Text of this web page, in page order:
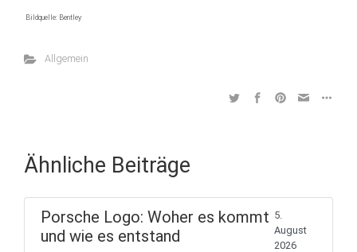
Bildquelle: Bentley
Allgemein
Ähnliche Beiträge
Porsche Logo: Woher es kommt
und wie es entstand
5.
August
2026